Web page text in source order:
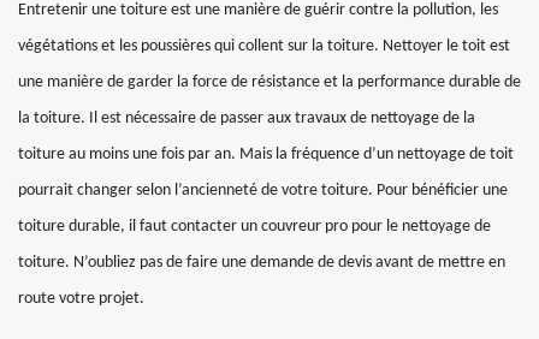
Entretenir une toiture est une manière de guérir contre la pollution, les
végétations et les poussières qui collent sur la toiture. Nettoyer le toit est
une manière de garder la force de résistance et la performance durable de
la toiture. Il est nécessaire de passer aux travaux de nettoyage de la
toiture au moins une fois par an. Mais la fréquence d’un nettoyage de toit
pourrait changer selon l’ancienneté de votre toiture. Pour bénéficier une
toiture durable, il faut contacter un couvreur pro pour le nettoyage de
toiture. N’oubliez pas de faire une demande de devis avant de mettre en
route votre projet.